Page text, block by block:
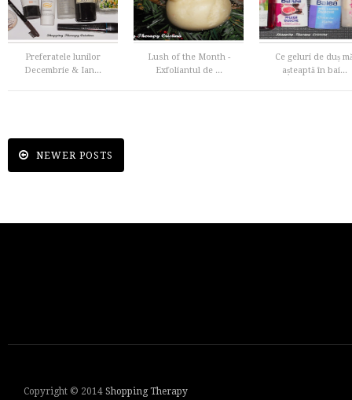
Preferatele lunilor
Decembrie & Ian...
Lush of the Month -
Exfoliantul de ...
Ce geluri de duș
așteaptă în bai...
NEWER POSTS
Copyright © 2014 Shopping Therapy